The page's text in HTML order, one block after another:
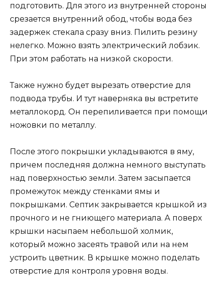
подготовить. Для этого из внутренней стороны
срезается внутренний обод, чтобы вода без
задержек стекала сразу вниз. Пилить резину
нелегко. Можно взять электрический лобзик.
При этом работать на низкой скорости.
Также нужно будет вырезать отверстие для
подвода трубы. И тут наверняка вы встретите
металлокорд. Он перепиливается при помощи
ножовки по металлу.
После этого покрышки укладываются в яму,
причем последняя должна немного выступать
над поверхностью земли. Затем засыпается
промежуток между стенками ямы и
покрышками. Септик закрывается крышкой из
прочного и не гниющего материала. А поверх
крышки насыпаем небольшой холмик,
который можно засеять травой или на нем
устроить цветник. В крышке можно поделать
отверстие для контроля уровня воды.